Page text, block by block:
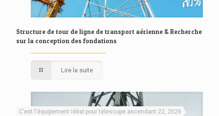
Structure de tour de ligne de transport aérienne & Recherche
sur la conception des fondations
Lire la suite
C'est l'équipement idéal pour télescope ascendant 22, 2026